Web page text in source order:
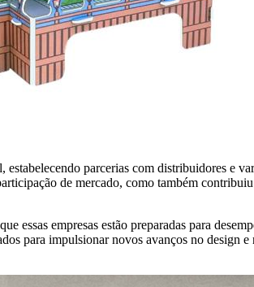
parcerias com distribuidores e
de mercado, como também
essas empresas estão preparadas para
para impulsionar novos avanços no design